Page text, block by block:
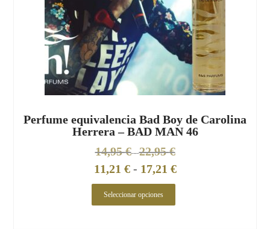
Perfume equivalencia Bad Boy de Carolina
Herrera – BAD MAN 46
14,95€ - 22,95€
11,21 € - 17,21 €
Seleccionar opciones